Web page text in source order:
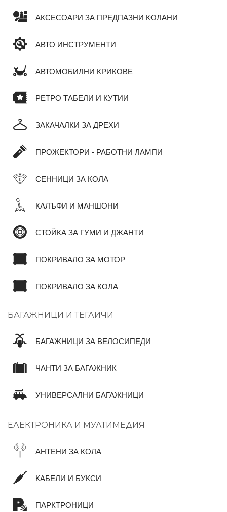
АКСЕСОАРИ ЗА ПРЕДПАЗНИ КОЛАНИ
АВТО ИНСТРУМЕНТИ
АВТОМОБИЛНИ КРИКОВЕ
РЕТРО ТАБЕЛИ И КУТИИ
ЗАКАЧАЛКИ ЗА ДРЕХИ
ПРОЖЕКТОРИ - РАБОТНИ ЛАМПИ
СЕННИЦИ ЗА КОЛА
КАЛЪФИ И МАНШОНИ
СТОЙКА ЗА ГУМИ И ДЖАНТИ
ПОКРИВАЛО ЗА МОТОР
ПОКРИВАЛО ЗА КОЛА
БАГАЖНИЦИ И ТЕГЛИЧИ
БАГАЖНИЦИ ЗА ВЕЛОСИПЕДИ
ЧАНТИ ЗА БАГАЖНИК
УНИВЕРСАЛНИ БАГАЖНИЦИ
ЕЛЕКТРОНИКА И МУЛТИМЕДИЯ
АНТЕНИ ЗА КОЛА
КАБЕЛИ И БУКСИ
ПАРКТРОНИЦИ